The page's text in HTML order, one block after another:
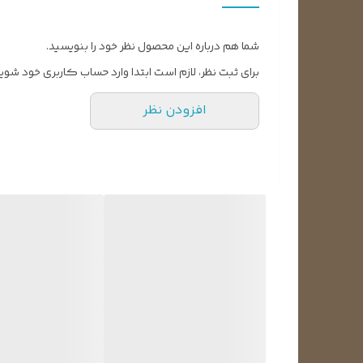
شما هم درباره این محصول نظر خود را بنویسید.
برای ثبت نظر، لازم است ابتدا وارد حساب کاربری خود
افزودن نظر